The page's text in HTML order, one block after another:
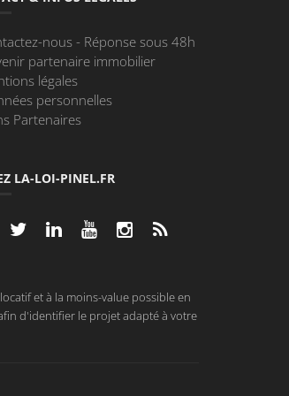
nous - Réponse sous 48h
partenaire immobilier
légales
personnelles
Partenaires
LA-LOI-PINEL.FR
et à la moins-value possible en
d'identifier le projet adapté à votre